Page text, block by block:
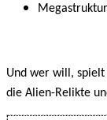
Und wer will, spielt
die Alien-Relikte